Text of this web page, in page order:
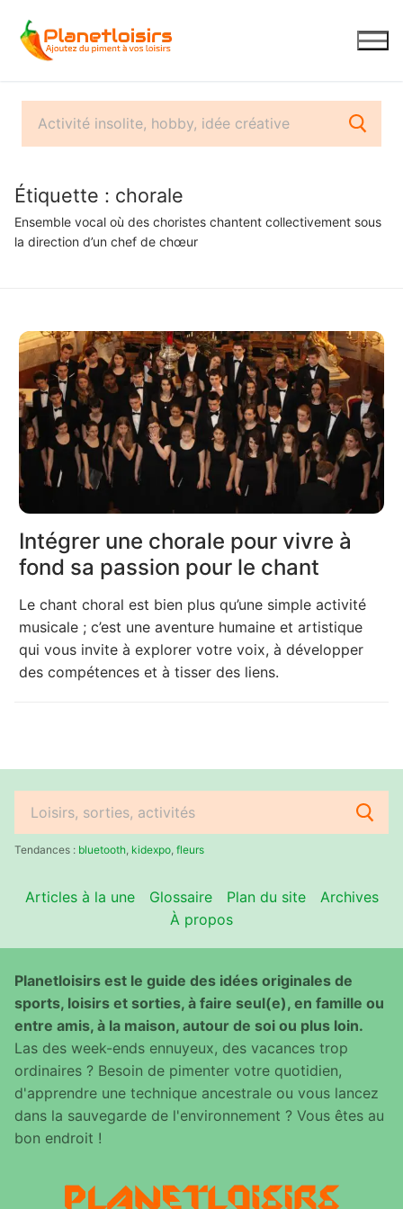
contenu
Étiquette : chorale
Ensemble vocal où des choristes chantent collectivement sous
la direction d’un chef de chœur
Intégrer une chorale pour vivre à
fond sa passion pour le chant
Le chant choral est bien plus qu’une simple activité
musicale ; c’est une aventure humaine et artistique
qui vous invite à explorer votre voix, à développer
des compétences et à tisser des liens.
Rechercher
:Tendances : bluetooth kidexpo fleurs
Articles à la une Glossaire Plan du site
Archives
À propos
Planetloisirs est le guide des idées originales de
sports, loisirs et sorties, à faire seul(e), en famille ou
entre amis, à la maison, autour de soi ou plus loin.
Las des week-ends ennuyeux, des vacances trop
ordinaires ? Besoin de pimenter votre quotidien,
d'apprendre une technique ancestrale ou vous lancez
dans la sauvegarde de l'environnement ? Vous êtes au
bon endroit !